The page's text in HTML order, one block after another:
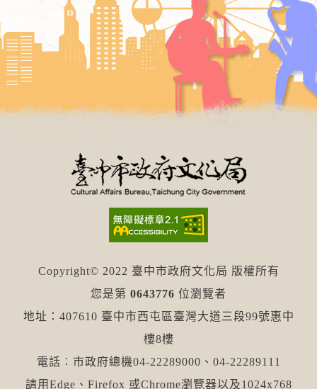
Copyright© 2022 臺中市政府文化局 版權所有
您是第 0643776 位瀏覽者
地址：407610 臺中市西屯區臺灣大道三段99號惠中
樓8樓
電話︰市政府總機04-22289000、04-22289111
請用Edge、Firefox 或Chrome瀏覽器以及1024x768